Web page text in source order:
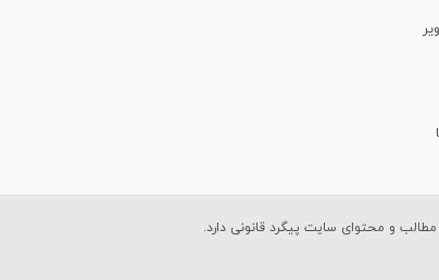
و محتوای سایت پیگرد قانونی دارد.